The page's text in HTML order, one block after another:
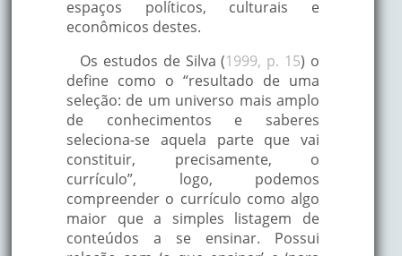
espaços políticos, culturais e
econômicos destes.
Os estudos de Silva (1999, p. 15) o
define como o “resultado de uma
seleção: de um universo mais amplo
de conhecimentos e saberes
seleciona-se aquela parte que vai
constituir, precisamente, o
currículo”, logo, podemos
compreender o currículo como algo
maior que a simples listagem de
conteúdos a se ensinar. Possui